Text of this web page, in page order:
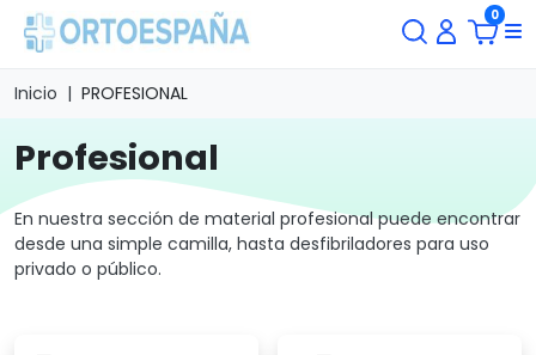
0
Inicio PROFESIONAL
profesional
En nuestra sección de material profesional puede encontrar
desde una simple camilla, hasta desfibriladores para uso
privado o público.